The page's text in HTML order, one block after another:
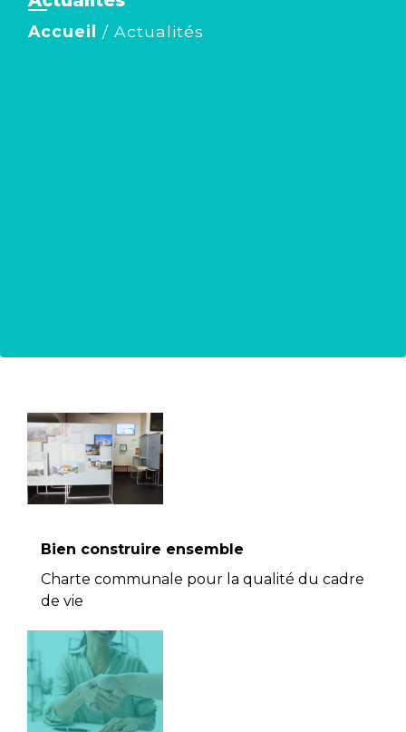
Accueil / Actualités
Bien construire ensemble
Charte communale pour la qualité du cadre
de vie